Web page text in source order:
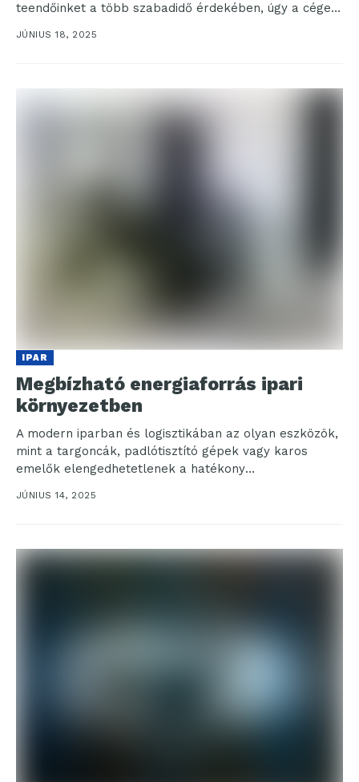
teendőinket a több szabadidő érdekében, úgy a cégek
életében is létfontosságú az,...
JÚNIUS 18, 2025
IPAR
Megbízható energiaforrás ipari
környezetben
A modern iparban és logisztikában az olyan eszközök,
mint a targoncák, padlótisztító gépek vagy karos
emelők elengedhetetlenek a hatékony
JÚNIUS 14, 2025